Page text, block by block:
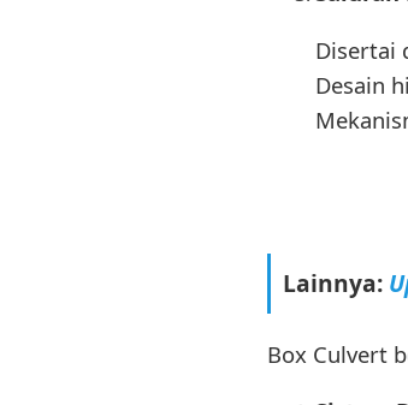
Disertai
Desain
Lainnya:
Box Culvert